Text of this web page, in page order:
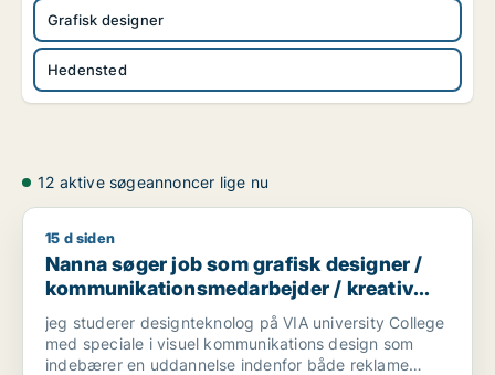
Grafisk designer
Hedensted
12 aktive søgeannoncer lige nu
Nanna søger job som grafisk designer /
15 d siden
Nanna søger job som grafisk designer /
kommunikationsmedarbejder / kreativ
medarbejder
jeg studerer designteknolog på VIA university College
med speciale i visuel kommunikations design som
indebærer en uddannelse indenfor både reklame